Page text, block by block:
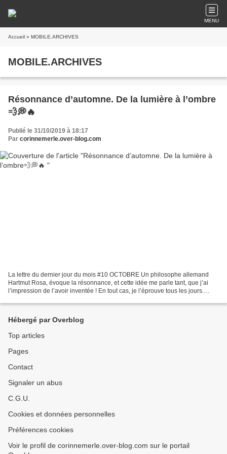
MENU
Accueil » MOBILE.ARCHIVES
MOBILE.ARCHIVES
Résonnance d’automne. De la lumière à l’ombre
💨💭🔥
Publié le 31/10/2019 à 18:17
Par corinnemerle.over-blog.com
La lettre du dernier jour du mois #10 OCTOBRE Un philosophe allemand
Hartmut Rosa, évoque la résonnance, et cette idée me parle tant, que j’ai
l’impression de l’avoir inventée ! En tout cas, je l’éprouve tous les jours.
Hébergé par Overblog
Top articles
Pages
Contact
Signaler un abus
C.G.U.
Cookies et données personnelles
Préférences cookies
Voir le profil de corinnemerle.over-blog.com sur le portail